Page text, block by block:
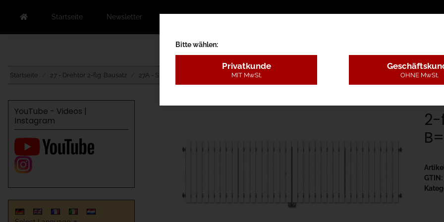
Startseite Newsletter
Startseite 27 - Drehtor 2-flg. Bausatz 27A - Standard 27AB - Kunststoff ohne Pfosten, 4 Farben 2-flüglig Drehtor Bausatz H=80 B=250
2-
GTIN:
YouTube - Videos |
Instagram
Bitte wählen:
Privatkunde
MIT MwSt. OHNE MwSt.